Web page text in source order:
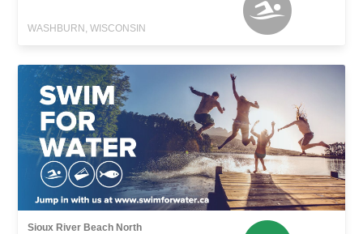
WASHBURN, WISCONSIN
Sioux River Beach North